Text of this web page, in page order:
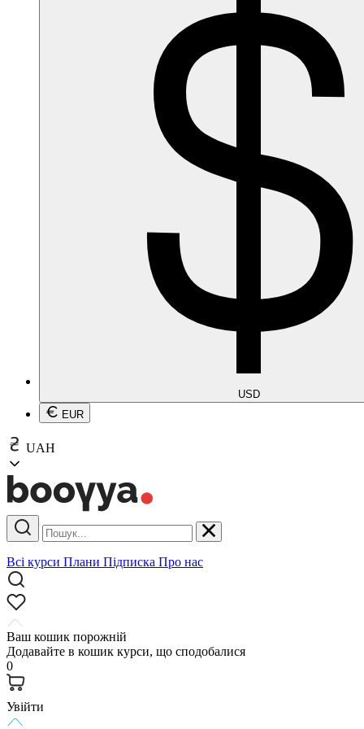
USD
EUR
UAH
Всі курси Плани Підписка Про нас
Ваш кошик порожній
Додавайте в кошик курси, що сподобалися
0
Увійти